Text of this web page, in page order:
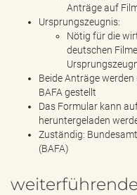
Anträge auf
Ursprungszeugnis:
Nötig für die
deutschen
Beide Anträge
BAFA gestellt
Das Formular kann
heruntergeladen
Zuständig:
(BAFA)